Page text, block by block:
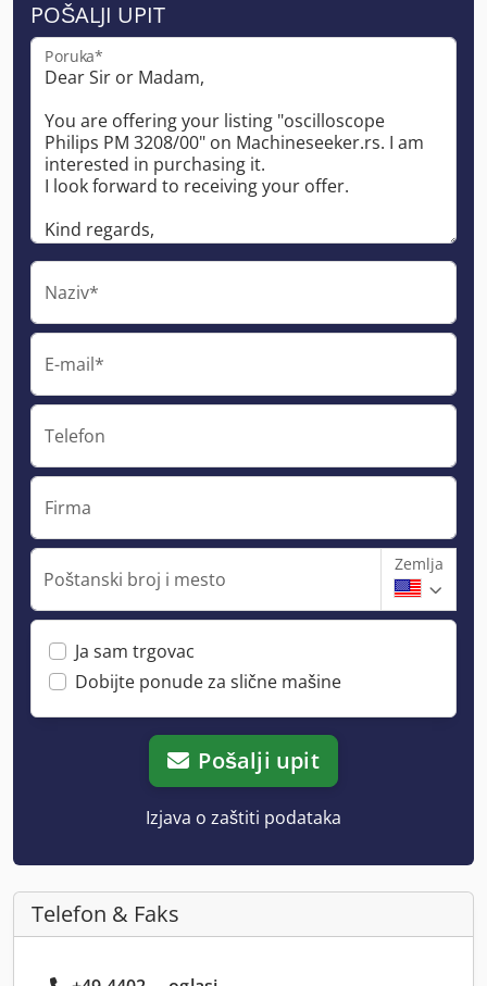
POŠALJI UPIT
Poruka*
Naziv*
E-mail*
Telefon
Firma
Poštanski broj i mesto
Zemlja
Ja sam trgovac
Dobijte ponude za slične mašine
Pošalji upit
Izjava o zaštiti podataka
Telefon & Faks